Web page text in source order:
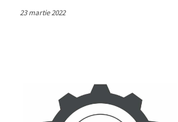
23 martie 2022